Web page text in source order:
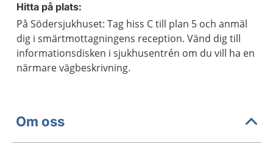
Hitta på plats:
På Södersjukhuset: Tag hiss C till plan 5 och anmäl
dig i smärtmottagningens reception. Vänd dig till
informationsdisken i sjukhusentrén om du vill ha en
närmare vägbeskrivning.
Om oss